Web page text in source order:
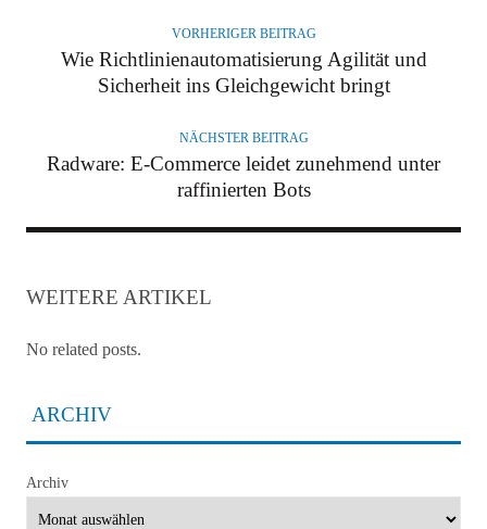
VORHERIGER BEITRAG
Wie Richtlinienautomatisierung Agilität und
Sicherheit ins Gleichgewicht bringt
NÄCHSTER BEITRAG
Radware: E-Commerce leidet zunehmend unter
raffinierten Bots
WEITERE ARTIKEL
No related posts.
ARCHIV
Archiv